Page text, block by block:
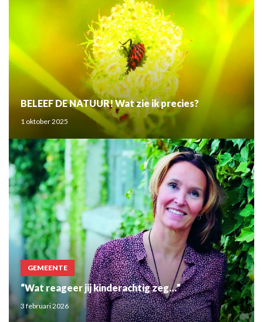
BELEEF DE NATUUR! Wat zie ik precies?
1 oktober 2025
GEMEENTE
“Wat reageer jij kinderachtig zeg…”
3 februari 2026